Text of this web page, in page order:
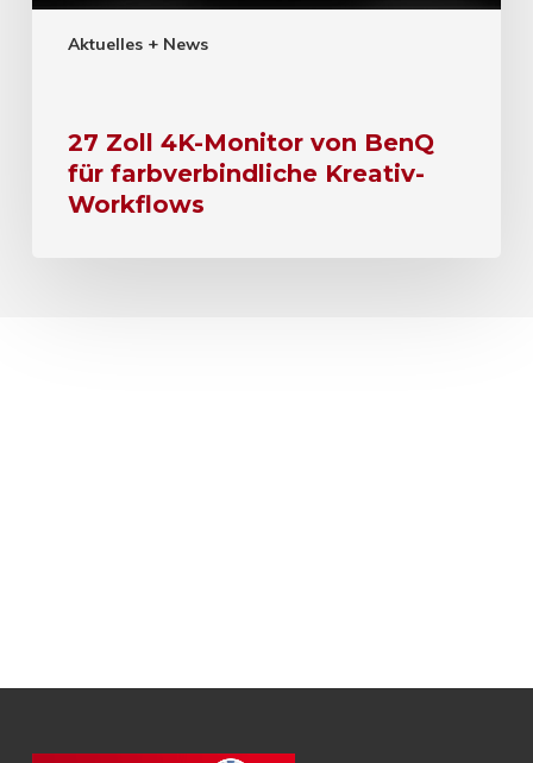
Aktuelles + News
27 Zoll 4K-Monitor von BenQ
für farbverbindliche Kreativ-
Workflows